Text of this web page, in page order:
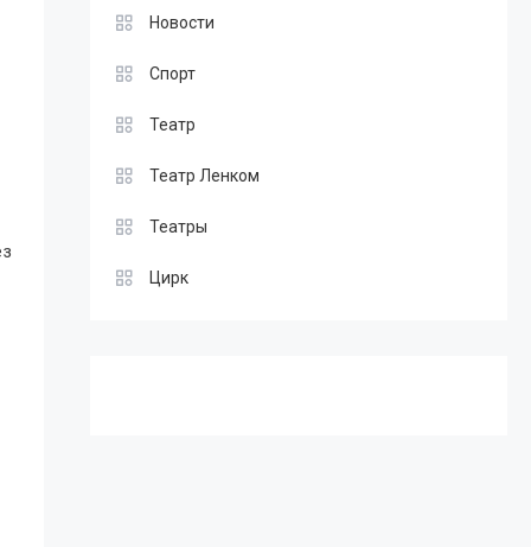
Новости
Спорт
Театр
Театр Ленком
Театры
Цирк